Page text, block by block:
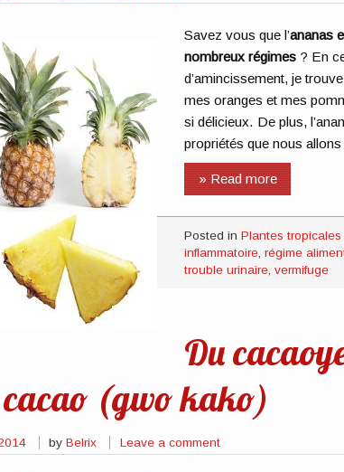
Savez vous que l’ananas
nombreux régimes ? En
d’amincissement, je
mes oranges et mes
si délicieux. De plus,
propriétés que nous allons
» Read more
Posted inPlantes tropicales
inflammatoire ,régime
trouble urinaire ,vermifuge
Du
cacao (gwo kako)
byBelrix Leave a comment